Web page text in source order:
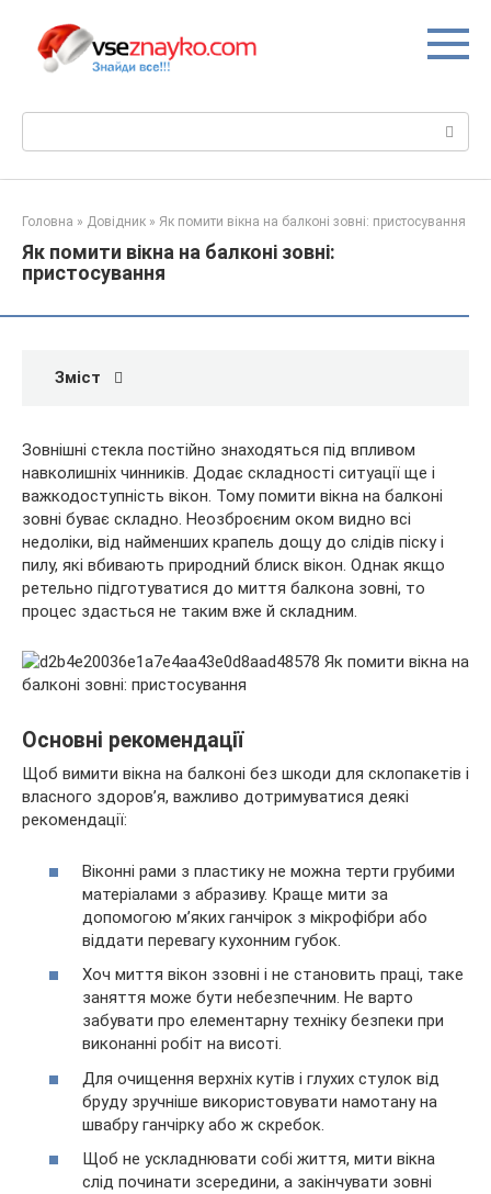
вмісту
Головна » Довідник » Як помити вікна на балконі зовні: пристосування
Як помити вікна на балконі зовні:
пристосування
Зміст
Зовнішні стекла постійно знаходяться під впливом
навколишніх чинників. Додає складності ситуації ще і
важкодоступність вікон. Тому помити вікна на балконі
зовні буває складно. Неозброєним оком видно всі
недоліки, від найменших крапель дощу до слідів піску і
пилу, які вбивають природний блиск вікон. Однак якщо
ретельно підготуватися до миття балкона зовні, то
процес здасться не таким вже й складним.
Основні рекомендації
Щоб вимити вікна на балконі без шкоди для склопакетів і
власного здоров’я, важливо дотримуватися деякі
рекомендації:
Віконні рами з пластику не можна терти грубими
матеріалами з абразиву. Краще мити за
допомогою м’яких ганчірок з мікрофібри або
віддати перевагу кухонним губок.
Хоч миття вікон ззовні і не становить праці, таке
заняття може бути небезпечним. Не варто
забувати про елементарну техніку безпеки при
виконанні робіт на висоті.
Для очищення верхніх кутів і глухих стулок від
бруду зручніше використовувати намотану на
швабру ганчірку або ж скребок.
Щоб не ускладнювати собі життя, мити вікна
слід починати зсередини, а закінчувати зовні